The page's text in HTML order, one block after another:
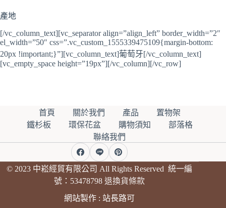
產地
[/vc_column_text][vc_separator align=”align_left” border_width=”2″
el_width=”50″ css=”.vc_custom_1555339475109{margin-bottom:
20px !important;}”][vc_column_text]葡萄牙[/vc_column_text]
[vc_empty_space height=”19px”][/vc_column][/vc_row]
首頁 關於我們 產品
置物架
鐵杉板
環保花盆 購物須知
部落格
聯絡我們
© 2023 中崧經貿有限公司 All Rights Reserved 統一編
號：53478798退換貨條款
網站製作 : 站長路可